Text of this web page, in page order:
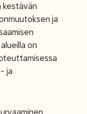
kestävän
ja
on
ja